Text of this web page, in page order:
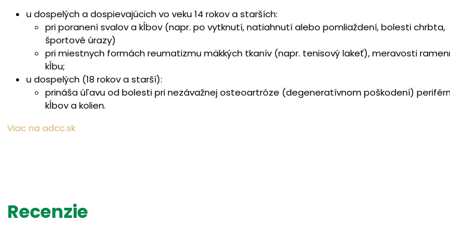
u dospelých a dospievajúcich vo veku 14 rokov a starších:
pri poranení svalov a kĺbov (napr. po vytknutí, natiahnutí alebo pomliaždení, bolesti chrbta,
športové úrazy)
pri miestnych formách reumatizmu mäkkých tkanív (napr. tenisový lakeť), meravosti
kĺbu;
u dospelých (18 rokov a starší):
prináša úľavu od bolesti pri nezávažnej osteoartróze (degeneratívnom poškodení)
kĺbov a kolien.
Viac na adcc.sk
Recenzie